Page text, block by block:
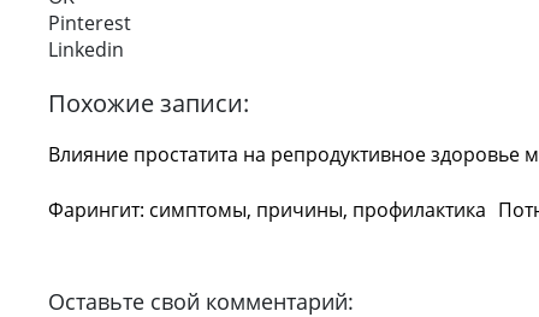
Pinterest
Linkedin
Похожие записи:
Влияние простатита на репродуктивное здоровье
Фарингит: симптомы, причины, профилактика
Оставьте свой комментарий: